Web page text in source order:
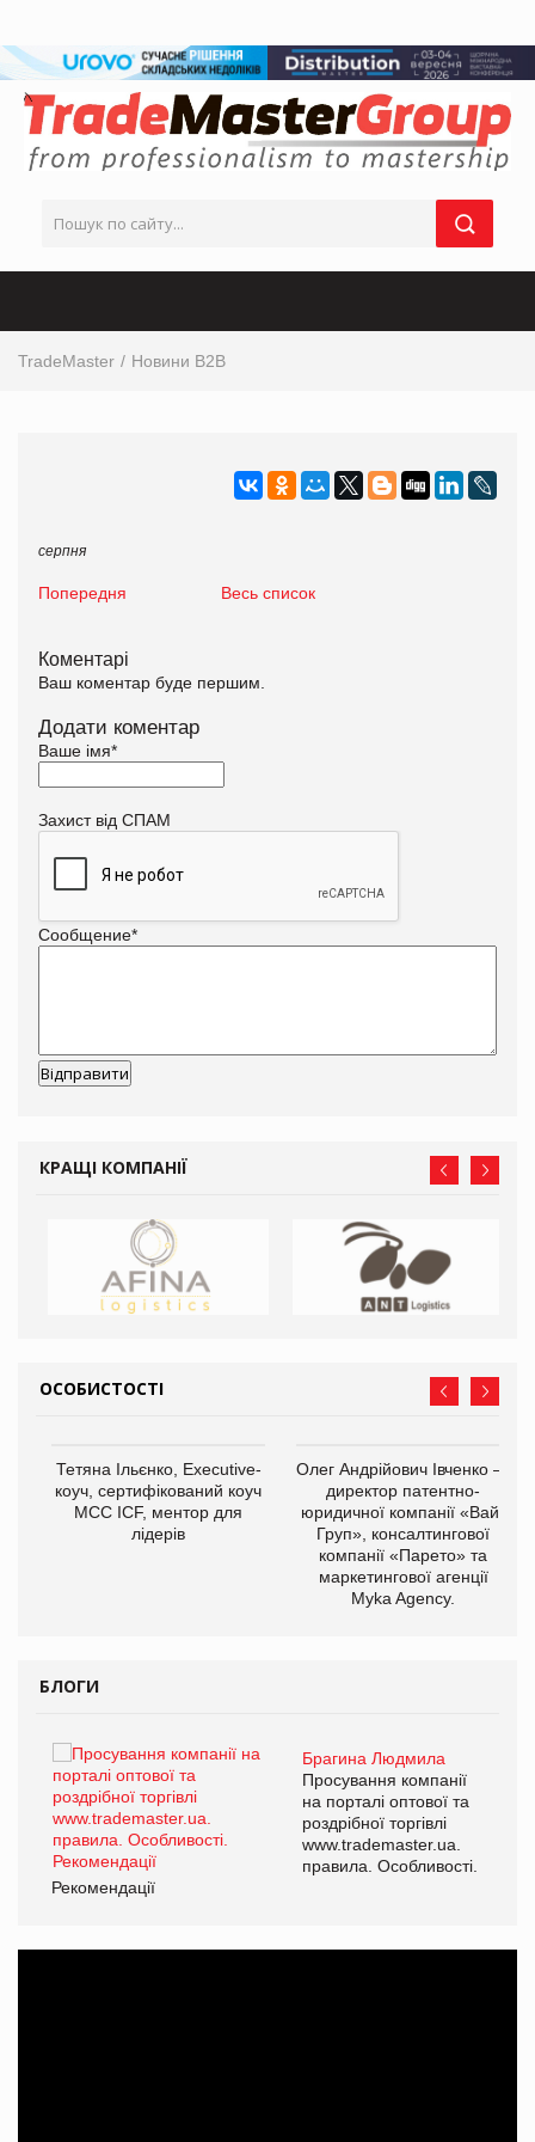
TradeMaster Новини B2B
серпня
Попередня Весь список
Коментарі
Ваш коментар буде першим.
Додати коментар
Ваше імя*
Захист від СПАМ
Сообщение*
КРАЩІ КОМПАНІЇ
ОСОБИСТОСТІ
Тетяна Ільєнко, Executive-
коуч, сертифікований коуч
МСС ICF, ментор для
лідерів
Олег Андрійович Івченко —
директор патентно-
юридичної компанії «Вайз
Груп», консалтингової
компанії «Парето» та
маркетингової агенції
Myka Agency.
БЛОГИ
Брагина Людмила
Просування компанії
на порталі оптової та
роздрібної торгівлі
www.trademaster.ua.
правила. Особливості.
Рекомендації